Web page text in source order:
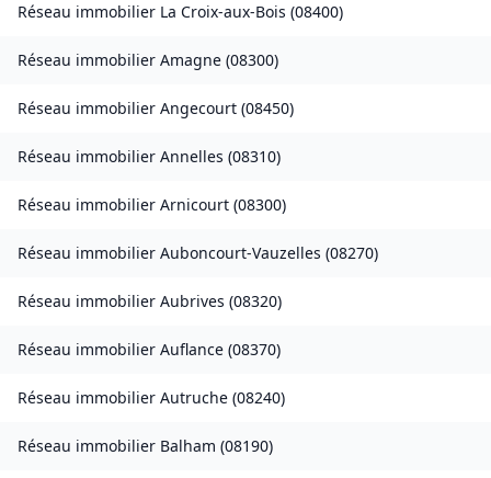
Réseau immobilier La Croix-aux-Bois (08400)
Réseau immobilier Amagne (08300)
Réseau immobilier Angecourt (08450)
Réseau immobilier Annelles (08310)
Réseau immobilier Arnicourt (08300)
Réseau immobilier Auboncourt-Vauzelles (08270)
Réseau immobilier Aubrives (08320)
Réseau immobilier Auflance (08370)
Réseau immobilier Autruche (08240)
Réseau immobilier Balham (08190)